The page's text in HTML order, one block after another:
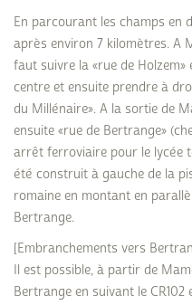
En parcourant les champs en
après environ 7 kilomètres. A
faut suivre la «rue de Holzem»
centre et ensuite prendre à
du Millénaire». A la sortie de
ensuite «rue de Bertrange»
arrêt ferroviaire pour le lycée
été construit à gauche de la
romaine en montant en
Bertrange.
[Embranchements vers
Il est possible, à partir de
Bertrange en suivant le